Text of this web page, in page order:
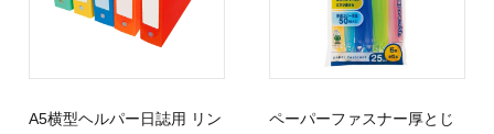
A5横型ヘルパー日誌用 リン
ペーパーファスナー厚とじ